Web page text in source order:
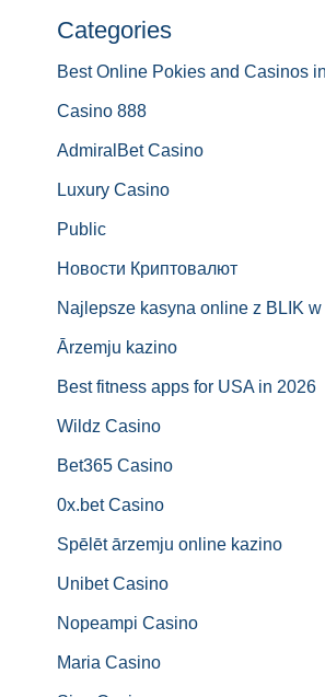
Categories
Best Online Pokies and Casinos
Casino 888
AdmiralBet Casino
Luxury Casino
Public
Новости Криптовалют
Najlepsze kasyna online z BLIK
Ārzemju kazino
Best fitness apps for USA in 2026
Wildz Casino
Bet365 Casino
0x.bet Casino
Spēlēt ārzemju online kazino
Unibet Casino
Nopeampi Casino
Maria Casino